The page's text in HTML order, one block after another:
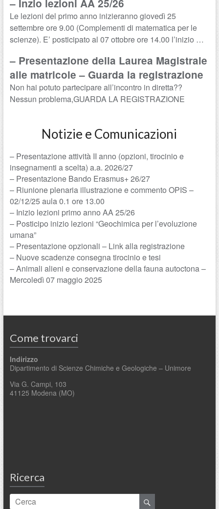
– Inzio lezioni AA 25/26
Le lezioni del primo anno inizieranno giovedì 25
settembre ore 9.00 (Complementi di matematica per le
scienze). E’ posticipato al 07 ottobre ore 14.00 l’inizio …
– Presentazione della Laurea Magistrale
alle matricole – Guarda la registrazione
Non hai potuto partecipare all’incontro in diretta??
Nessun problema,GUARDA LA REGISTRAZIONE
Notizie e Comunicazioni
– Presentazione attività II anno (opzioni, tirocinio e
insegnamenti a scelta) a.a. 2026/27
– Presentazione Bando Erasmus+ 26/27
– Riunione plenaria illustrazione e commento OPIS –
02/12/25 aula 0.1 ore 13.00
– Inizio lezioni primo anno AA 25/26
– Posticipo inizio lezioni “Geochimica per l’evoluzione
umana”
– Presentazione opzionali – Link alla registrazione
– Nuove scadenze consegna tirocinio e tesi
– Animali alieni e conservazione della fauna autoctona –
Mercoledì 07 maggio 2025
Come trovarci
Indirizzo
Dipartimento di Scienze Chimiche e Geologiche – Unimore
Via G. Campi, 103
41125 Modena (MO)
Ricerca